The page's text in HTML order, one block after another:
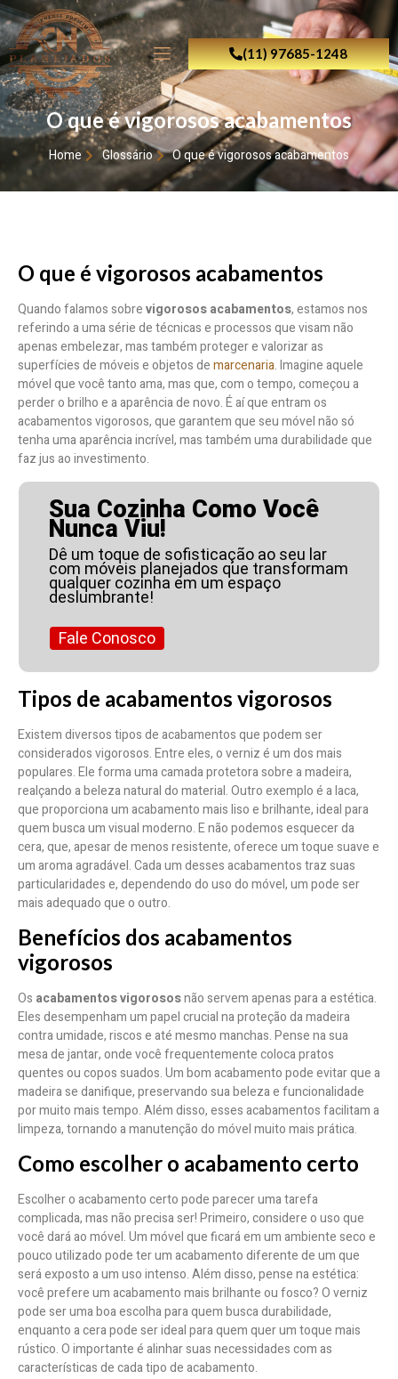
(11) 97685-1248
O que é vigorosos acabamentos
Home Glossário O que é vigorosos acabamentos
O que é vigorosos acabamentos
Quando falamos sobrevigorosos acabamentos, estamos nos
referindo a uma série de técnicas e processos que visam não
apenas embelezar, mas também proteger e valorizar as
superfícies de móveis e objetos demarcenaria. Imagine aquele
móvel que você tanto ama, mas que, com o tempo, começou a
perder o brilho e a aparência de novo. É aí que entram os
acabamentos vigorosos, que garantem que seu móvel não só
tenha uma aparência incrível, mas também uma durabilidade que
faz jus ao investimento.
Sua Cozinha Como Você
Nunca Viu!
Dê um toque de sofisticação ao seu lar
com móveis planejados que transformam
qualquer cozinha em um espaço
deslumbrante!
Fale Conosco
Tipos de acabamentos vigorosos
Existem diversos tipos de acabamentos que podem ser
considerados vigorosos. Entre eles, o verniz é um dos mais
populares. Ele forma uma camada protetora sobre a madeira,
realçando a beleza natural do material. Outro exemplo é a laca,
que proporciona um acabamento mais liso e brilhante, ideal para
quem busca um visual moderno. E não podemos esquecer da
cera, que, apesar de menos resistente, oferece um toque suave e
um aroma agradável. Cada um desses acabamentos traz suas
particularidades e, dependendo do uso do móvel, um pode ser
mais adequado que o outro.
Benefícios dos acabamentos
vigorosos
Os acabamentos vigorososnão servem apenas para a estética.
Eles desempenham um papel crucial na proteção da madeira
contra umidade, riscos e até mesmo manchas. Pense na sua
mesa de jantar, onde você frequentemente coloca pratos
quentes ou copos suados. Um bom acabamento pode evitar que a
madeira se danifique, preservando sua beleza e funcionalidade
por muito mais tempo. Além disso, esses acabamentos facilitam a
limpeza, tornando a manutenção do móvel muito mais prática.
Como escolher o acabamento certo
Escolher o acabamento certo pode parecer uma tarefa
complicada, mas não precisa ser! Primeiro, considere o uso que
você dará ao móvel. Um móvel que ficará em um ambiente seco e
pouco utilizado pode ter um acabamento diferente de um que
será exposto a um uso intenso. Além disso, pense na estética:
você prefere um acabamento mais brilhante ou fosco? O verniz
pode ser uma boa escolha para quem busca durabilidade,
enquanto a cera pode ser ideal para quem quer um toque mais
rústico. O importante é alinhar suas necessidades com as
características de cada tipo de acabamento.